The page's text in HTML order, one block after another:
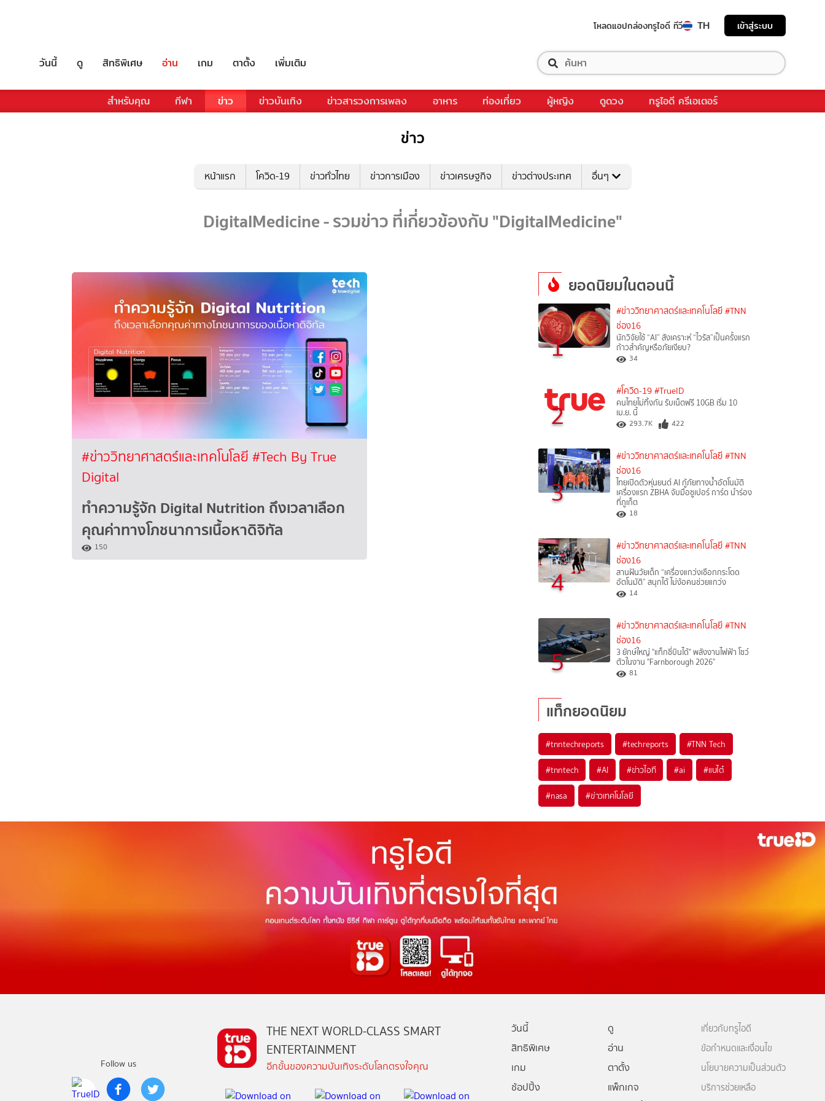
โหลดแอปกล่องทรูไอดี ทีวี TH เข้าสู่ระบบ
วันนี้ ดู สิทธิพิเศษ อ่าน เกม ตาตั้ง เพิ่มเติม
สำหรับคุณ กีฬา ข่าว ข่าวบันเทิง ข่าวสารวงการเพลง อาหาร ท่องเที่ยว ผู้หญิง ดูดวง ทรูไอดี ครีเอเตอร์
ข่าว
หน้าแรก โควิด-19 ข่าวทั่วไทย ข่าวการเมือง ข่าวเศรษฐกิจ ข่าวต่างประเทศ อื่นๆ
DigitalMedicine - รวมข่าว ที่เกี่ยวข้องกับ "DigitalMedicine"
#ข่าววิทยาศาสตร์และเทคโนโลยี #Tech By True
Digital
ทำความรู้จัก Digital Nutrition ถึงเวลาเลือก
คุณค่าทางโภชนาการเนื้อหาดิจิทัล
150
ยอดนิยมในตอนนี้
1
#ข่าววิทยาศาสตร์และเทคโนโลยี #TNN
ช่อง16
นักวิจัยใช้ “AI” สังเคราะห์ “ไวรัส”เป็นครั้งแรก
ก้าวสำคัญหรือภัยเงียบ?
34
2
#โควิด-19 #TrueID
คนไทยไม่ทิ้งกัน รับเน็ตฟรี 10GB เริ่ม 10
เม.ย. นี้
293.7K 422
3
#ข่าววิทยาศาสตร์และเทคโนโลยี #TNN
ช่อง16
ไทยเปิดตัวหุ่นยนต์ AI กู้ภัยทางน้ำอัตโนมัติ
เครื่องแรก ZBHA จับมือซูเปอร์ การ์ด นำร่อง
ที่ภูเก็ต
18
4
#ข่าววิทยาศาสตร์และเทคโนโลยี #TNN
ช่อง16
สานฝันวัยเด็ก “เครื่องแกว่งเชือกกระโดด
อัตโนมัติ” สนุกได้ ไม่ง้อคนช่วยแกว่ง
14
5
#ข่าววิทยาศาสตร์และเทคโนโลยี #TNN
ช่อง16
3 ยักษ์ใหญ่ "แท็กซี่บินได้" พลังงานไฟฟ้า โชว์
ตัวในงาน "Farnborough 2026"
81
แท็กยอดนิยม
#tnntechreports #techreports #TNN Tech
#tnntech #AI #ข่าวไอที #ai #แบไต๋
#nasa #ข่าวเทคโนโลยี
Follow us
THE NEXT WORLD-CLASS SMART
ENTERTAINMENT
อีกขั้นของความบันเทิงระดับโลกตรงใจคุณ
วันนี้
ดู
สิทธิพิเศษ
อ่าน
เกม
ตาตั้ง
ช้อปปิ้ง
แพ็กเกจ
เกี่ยวกับทรูไอดี
ข้อกำหนดและเงื่อนไข
นโยบายความเป็นส่วนตัว
บริการช่วยเหลือ